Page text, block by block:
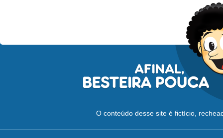
O conteúdo desse site é fictício,